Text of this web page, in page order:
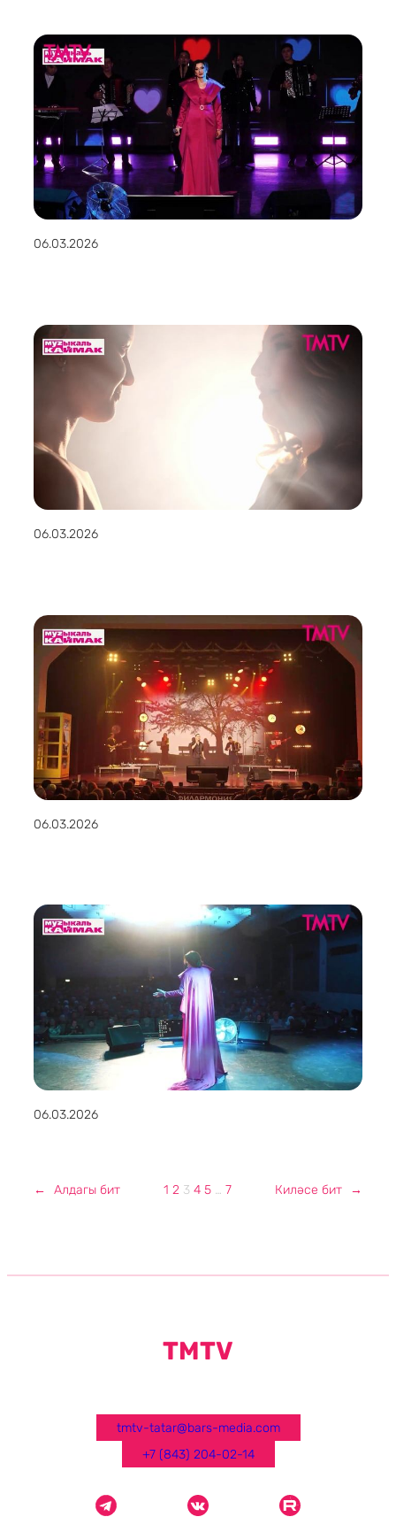
06.03.2026
06.03.2026
06.03.2026
06.03.2026
← Алдагы бит 1 2 3 4 5 … 7 Киләсе бит →
TMTV
tmtv-tatar@bars-media.com
+7 (843) 204-02-14